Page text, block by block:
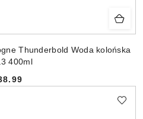
Thunderbold Woda kolońska
400ml
Cena: